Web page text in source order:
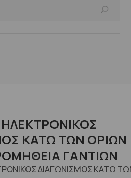
ΚΑΤΩ ΤΩΝ ΟΡΙΩΝ
ΓΑΝΤΙΩΝ
ΔΙΑΓΩΝΙΣΜΟΣ ΚΑΤΩ